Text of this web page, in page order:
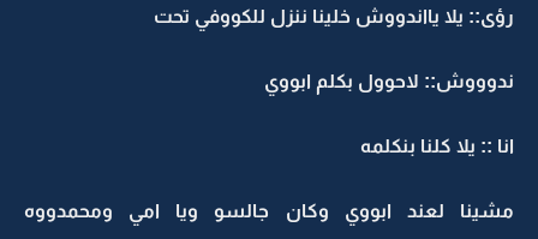
رؤى:: يلا يااندووش خلينا ننزل للكووفي تحت
ندوووش:: لاحوول بكلم ابووي
انا :: يلا كلنا بنكلمه
مشينا لعند ابووي وكان جالسو ويا امي ومحمدووه